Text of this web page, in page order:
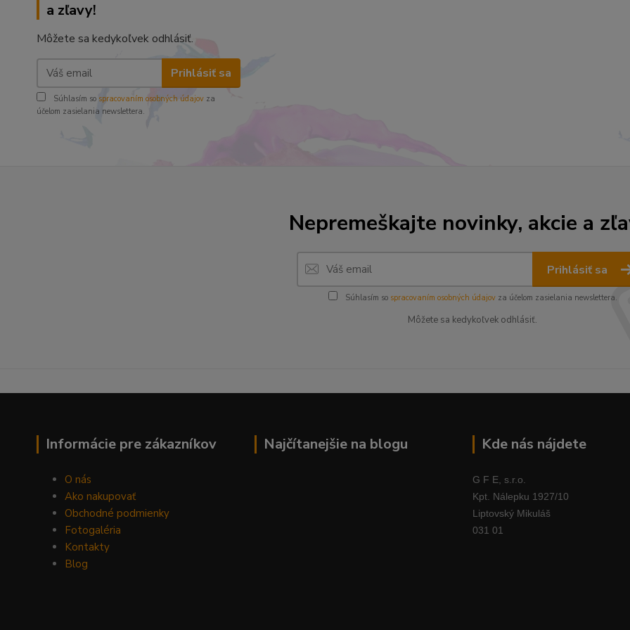
a zľavy!
Môžete sa kedykoľvek odhlásiť.
Prihlásiť sa
Súhlasím so spracovaním osobných údajov za
účelom zasielania newslettera.
Nepremeškajte novinky, akcie a
Prihlásiť sa
Súhlasím so spracovaním osobných údajovza účelom zasielania newslettera.
Môžete sa kedykoľvek odhlásiť.
Informácie pre zákazníkov
O nás
Ako nakupovať
Obchodné podmienky
Fotogaléria
Kontakty
Blog
Najčítanejšie na blogu Kde nás nájdete
G F E, s.r.o.
Kpt. Nálepku 1927/10
Liptovský Mikuláš
031 01